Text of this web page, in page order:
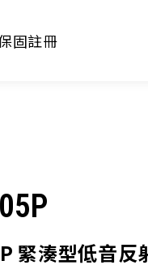
固註冊
緊湊型低音反